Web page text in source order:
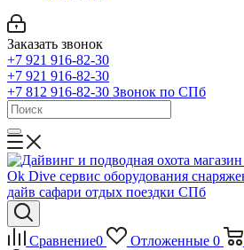
Заказать звонок
+7 921 916-82-30
+7 921 916-82-30
+7 812 916-82-30 Звонок по СПб
Сравнение0 Отложенные 0